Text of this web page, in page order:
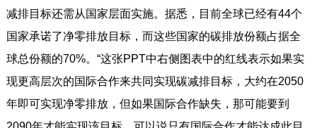
减排目标还需从国家层面实施。据悉，目前全球已经有44个
国家承诺了净零排放目标，而这些国家的碳排放份额占据全
球总份额的70%。“这张PPT中右侧图表中的红线表示如果实
现更高层次的国际合作来共同实现碳减排目标，大约在2050
年即可实现净零排放，但如果国际合作缺失，那可能要到